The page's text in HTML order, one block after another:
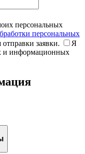
персональных
персональных
заявки.
Я
и информационных